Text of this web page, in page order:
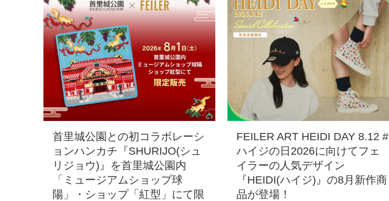
首里城公園との初コラボレーシ
ョンハンカチ『SHURIJO(シュ
リジョウ)』を首里城公園内
「ミュージアムショップ球
陽」・ショップ「紅型」にて限
FEILER ART HEIDI DAY 8.12 #
ハイジの日2026に向けてフェ
イラーの人気デザイン
『HEIDI(ハイジ)』の8月新作商
品が登場！